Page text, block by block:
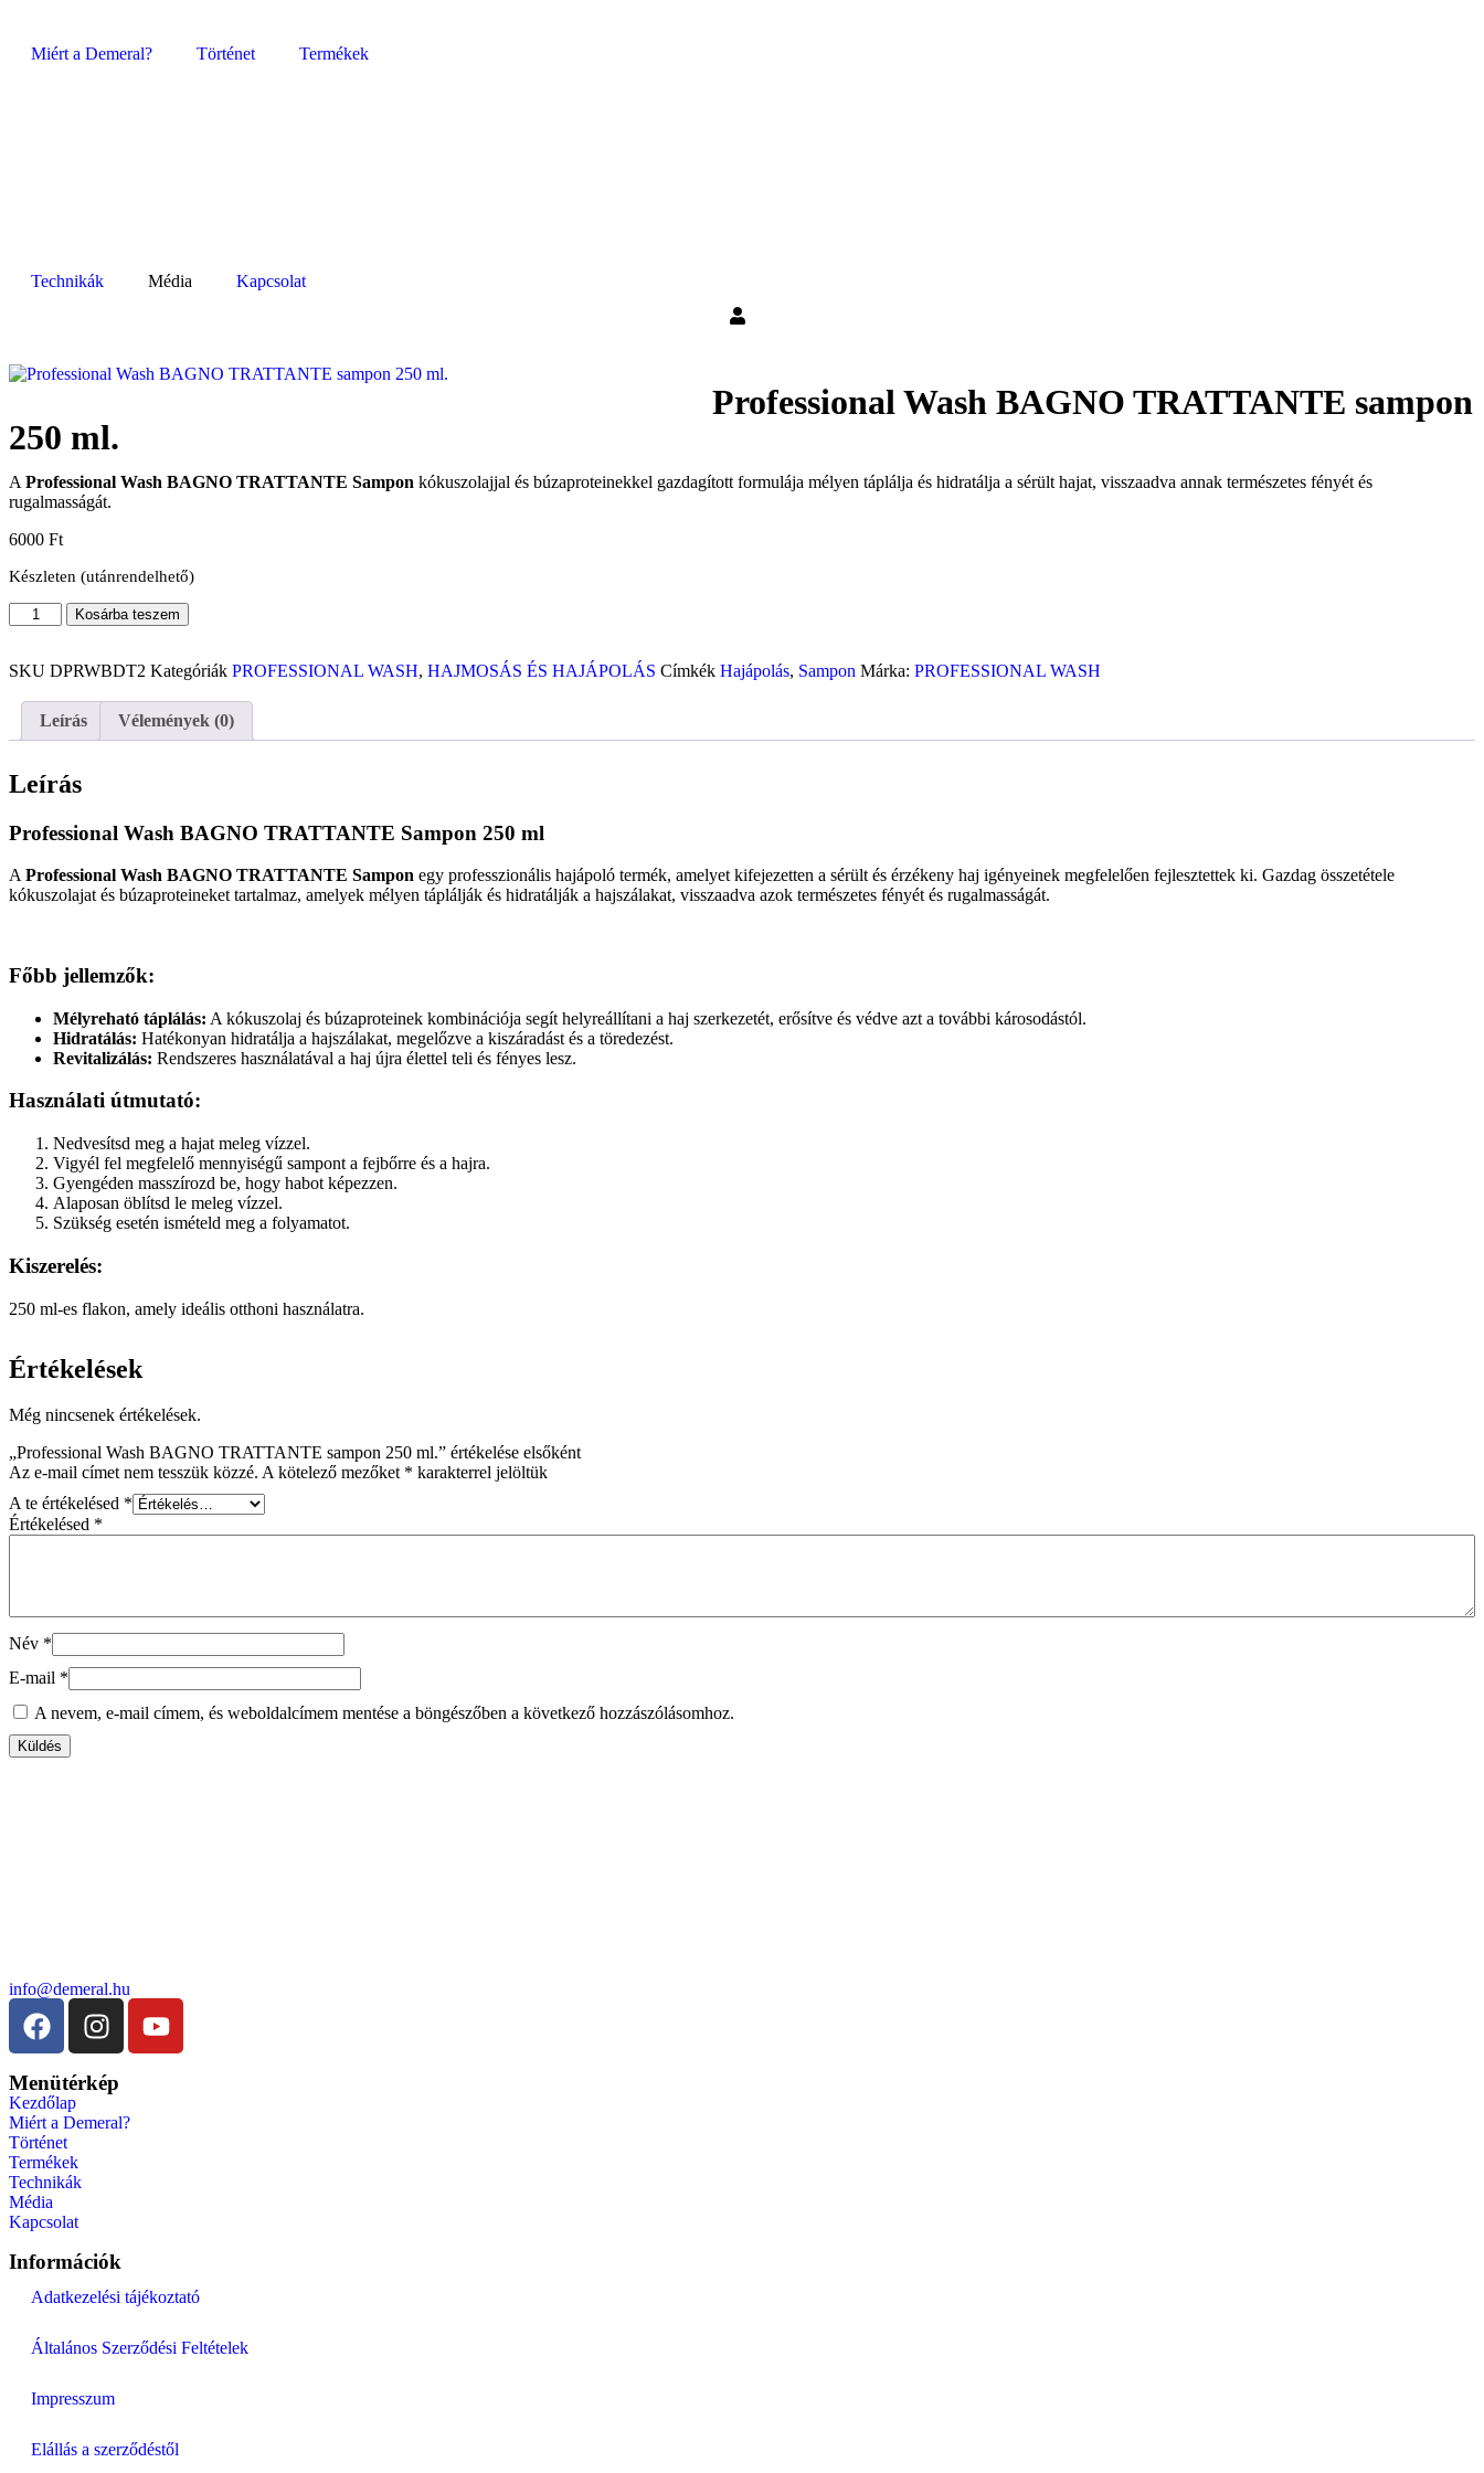
Miért a Demeral? Történet Termékek
Technikák Média Kapcsolat
Professional Wash BAGNO TRATTANTE sampon
250 ml.
A Professional Wash BAGNO TRATTANTE Sampon kókuszolajjal és búzaproteinekkel gazdagított formulája mélyen táplálja és hidratálja a sérült hajat, visszaadva annak természetes fényét és
rugalmasságát.
6000 Ft
Készleten (utánrendelhető)
Kosárba teszem
SKU DPRWBDT2 Kategóriák PROFESSIONAL WASH, HAJMOSÁS ÉS HAJÁPOLÁS Címkék Hajápolás, Sampon Márka: PROFESSIONAL WASH
Leírás Vélemények (0)
Leírás
Professional Wash BAGNO TRATTANTE Sampon 250 ml
A Professional Wash BAGNO TRATTANTE Sampon egy professzionális hajápoló termék, amelyet kifejezetten a sérült és érzékeny haj igényeinek megfelelően fejlesztettek ki. Gazdag összetétele
kókuszolajat és búzaproteineket tartalmaz, amelyek mélyen táplálják és hidratálják a hajszálakat, visszaadva azok természetes fényét és rugalmasságát.
Főbb jellemzők:
Mélyreható táplálás: A kókuszolaj és búzaproteinek kombinációja segít helyreállítani a haj szerkezetét, erősítve és védve azt a további károsodástól.
Hidratálás: Hatékonyan hidratálja a hajszálakat, megelőzve a kiszáradást és a töredezést.
Revitalizálás: Rendszeres használatával a haj újra élettel teli és fényes lesz.
Használati útmutató:
Nedvesítsd meg a hajat meleg vízzel.
Vigyél fel megfelelő mennyiségű sampont a fejbőrre és a hajra.
Gyengéden masszírozd be, hogy habot képezzen.
Alaposan öblítsd le meleg vízzel.
Szükség esetén ismételd meg a folyamatot.
Kiszerelés:
250 ml-es flakon, amely ideális otthoni használatra.
Értékelések
Még nincsenek értékelések.
„Professional Wash BAGNO TRATTANTE sampon 250 ml.” értékelése elsőként
Az e-mail címet nem tesszük közzé. A kötelező mezőket * karakterrel jelöltük
A te értékelésed *
Értékelésed *
Név *
E-mail *
A nevem, e-mail címem, és weboldalcímem mentése a böngészőben a következő hozzászólásomhoz.
info@demeral.hu
Menütérkép
Kezdőlap
Miért a Demeral?
Történet
Termékek
Technikák
Média
Kapcsolat
Információk
Adatkezelési tájékoztató
Általános Szerződési Feltételek
Impresszum
Elállás a szerződéstől